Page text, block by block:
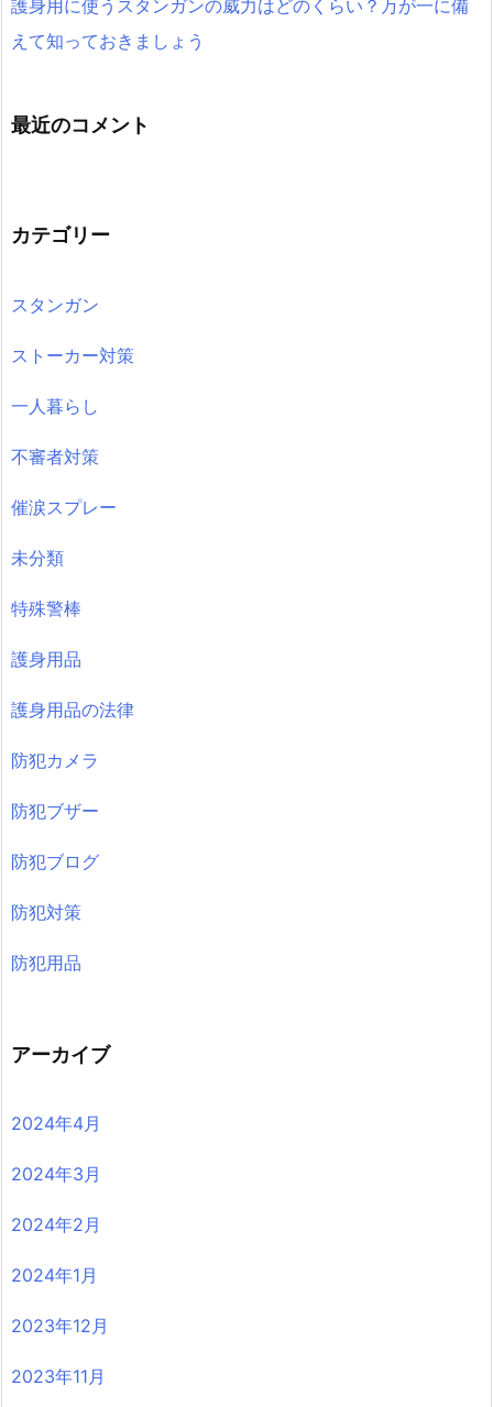
護身用に使うスタンガンの威力はどのくらい？万が一に備
えて知っておきましょう
最近のコメント
カテゴリー
スタンガン
ストーカー対策
一人暮らし
不審者対策
催涙スプレー
未分類
特殊警棒
護身用品
護身用品の法律
防犯カメラ
防犯ブザー
防犯ブログ
防犯対策
防犯用品
アーカイブ
2024年4月
2024年3月
2024年2月
2024年1月
2023年12月
2023年11月